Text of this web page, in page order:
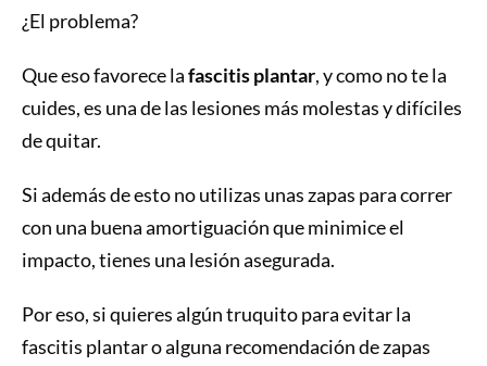
¿El problema?
Que eso favorece lafascitis plantar, y como no te la
cuides, es una de las lesiones más molestas y difíciles
de quitar.
Si además de esto no utilizas unas zapas para correr
con una buena amortiguación que minimice el
impacto, tienes una lesión asegurada.
Por eso, si quieres algún truquito para evitar la
fascitis plantar o alguna recomendación de zapas